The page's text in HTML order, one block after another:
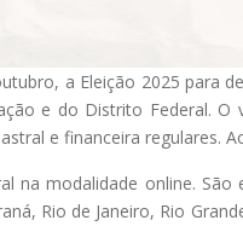
a Eleição 2025 para
e do Distrito Federal.
e financeira regulares.
modalidade online.
Rio de Janeiro, Rio